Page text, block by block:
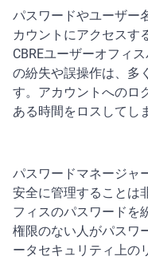
パスワードやユーザー
カウントにアクセスす
CBREユーザーオフィ
の紛失や誤操作は、多
す。アカウントへのロ
ある時間をロスしてし
パスワードマネージャ
安全に管理することは
フィスのパスワードを
権限のない人がパスワ
ータセキュリティ上の